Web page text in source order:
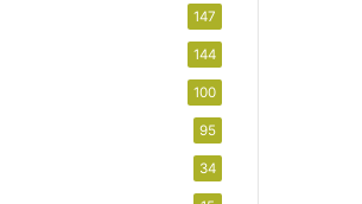
147
144
100
95
34